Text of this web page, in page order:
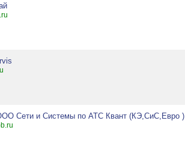
Сети и Системы по АТС Квант (КЭ,СиС,Евро )